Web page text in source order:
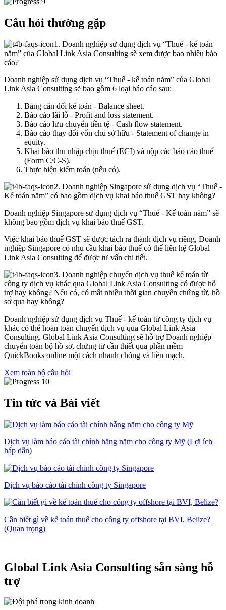
Câu hỏi thường gặp
1. Doanh nghiệp sử dụng dịch vụ “Thuế - kế toán
năm” của Global Link Asia Consulting sẽ xem được bao nhiêu báo
cáo?
Doanh nghiệp sử dụng dịch vụ “Thuế - kế toán năm” của Global
Link Asia Consulting sẽ bao gồm 6 loại báo cáo sau:
Bảng cân đối kế toán - Balance sheet.
Báo cáo lãi lỗ - Profit and loss statement.
Báo cáo lưu chuyển tiền tệ - Cash flow statement.
Báo cáo thay đổi vốn chủ sở hữu - Statement of change in
equity.
Khai báo thu nhập chịu thuế (ECI) và nộp các báo cáo thuế
(Form C/C-S).
Thực hiện kiểm toán (nếu có).
2. Doanh nghiệp Singapore sử dụng dịch vụ “Thuế -
Kế toán năm” có bao gồm dịch vụ khai báo thuế GST hay không?
Doanh nghiệp Singapore sử dụng dịch vụ “Thuế - Kế toán năm” sẽ
không bao gồm dịch vụ khai báo thuế GST.
Việc khai báo thuế GST sẽ được tách ra thành dịch vụ riêng, Doanh
nghiệp Singapore có nhu cầu khai báo thuế có thể liên hệ Global
Link Asia Consulting để được tư vấn chi tiết.
3. Doanh nghiệp chuyển dịch vụ thuế kế toán từ
công ty dịch vụ khác qua Global Link Asia Consulting có được hỗ
trợ hay không? Nếu có, có mất nhiều thời gian chuyển chứng từ, hồ
sơ qua hay không?
Doanh nghiệp sử dụng dịch vụ Thuế - kế toán từ công ty dịch vụ
khác có thể hoàn toàn chuyển dịch vụ qua Global Link Asia
Consulting. Global Link Asia Consulting sẽ hỗ trợ Doanh nghiệp
chuyển toàn bộ hồ sơ, chứng từ cần thiết qua phần mềm
QuickBooks online một cách nhanh chóng và liền mạch.
Xem toàn bộ câu hỏi
Tin tức và Bài viết
Dịch vụ làm báo cáo tài chính hằng năm cho công ty Mỹ (Lợi ích
hấp dẫn)
Dịch vụ báo cáo tài chính công ty Singapore
Cần biết gì về kế toán thuế cho công ty offshore tại BVI, Belize?
(Quan trọng)
Global Link Asia Consulting sẵn sàng hỗ
trợ